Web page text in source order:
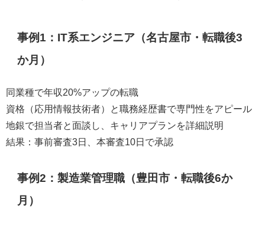
事例1：IT系エンジニア（名古屋市・転職後3
か月）
同業種で年収20%アップの転職
資格（応用情報技術者）と職務経歴書で専門性をアピール
地銀で担当者と面談し、キャリアプランを詳細説明
結果：事前審査3日、本審査10日で承認
事例2：製造業管理職（豊田市・転職後6か
月）